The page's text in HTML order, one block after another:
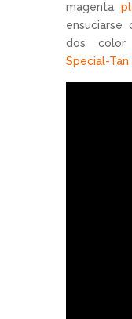
magenta,
ensuciarse
dos color
Special-